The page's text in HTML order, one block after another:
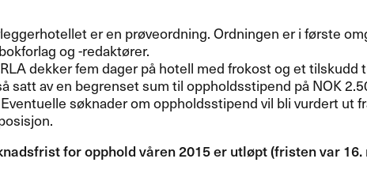
er en prøveordning. Ordningen er i første
og -redaktører.
dekker fem dager på hotell med frokost og et tilskudd
satt av en begrenset sum til oppholdsstipend påNOK
søknader om oppholdsstipend vil bli vurdert ut
for opphold våren 2015 er utløpt (fristen var 16.